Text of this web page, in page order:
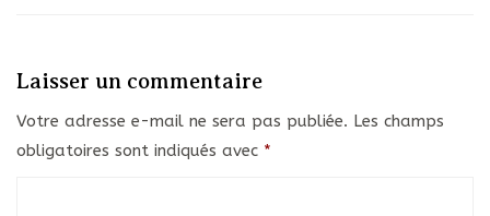
Laisser un commentaire
Votre adresse e-mail ne sera pas publiée. Les champs
obligatoires sont indiqués avec *